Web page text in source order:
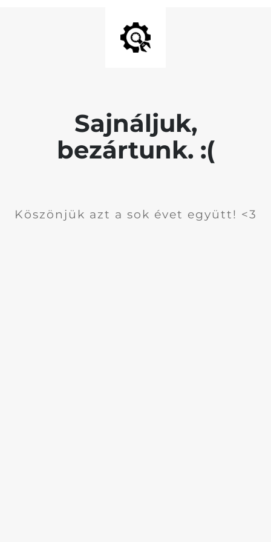
Sajnáljuk,
bezártunk. :(
Köszönjük azt a sok évet együtt! <3